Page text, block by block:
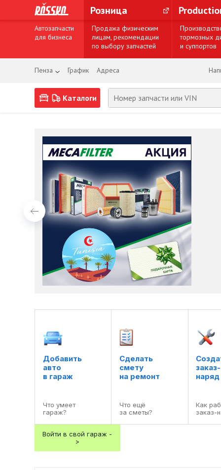
Розница
Автозапчасти
для бизнеса
Продажа физическим
лицам, рекомендации
по выбору запчастей
тормозных
и суппортов
Пенза График Адреса
Каталоги
Добавить
авто
в гараж
Что умеет
гараж?
Сделать
смету
на ремонт
Что ещё
за сметы?
заказ-
наряд
Как
заказ-
Войти в свой гараж -
>